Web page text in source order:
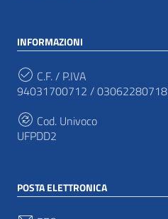
INFORMAZIONI
C.F. / P.IVA
94031700712 / 03062280718
Cod. Univoco
UFPDD2
POSTA ELETTRONICA